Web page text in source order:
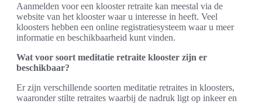
Aanmelden voor een klooster retraite kan meestal via de
website van het klooster waar u interesse in heeft. Veel
kloosters hebben een online registratiesysteem waar u meer
informatie en beschikbaarheid kunt vinden.
Wat voor soort meditatie retraite klooster zijn er
beschikbaar?
Er zijn verschillende soorten meditatie retraites in kloosters,
waaronder stilte retraites waarbij de nadruk ligt op inkeer en